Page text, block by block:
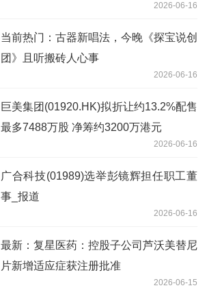
2026-06-16
当前热门：古器新唱法，今晚《探宝说创
团》且听搬砖人心事
2026-06-16
巨美集团(01920.HK)拟折让约13.2%配售
最多7488万股 净筹约3200万港元
2026-06-16
广合科技(01989)选举彭镜辉担任职工董
事_报道
2026-06-16
最新：复星医药：控股子公司芦沃美替尼
片新增适应症获注册批准
2026-06-15